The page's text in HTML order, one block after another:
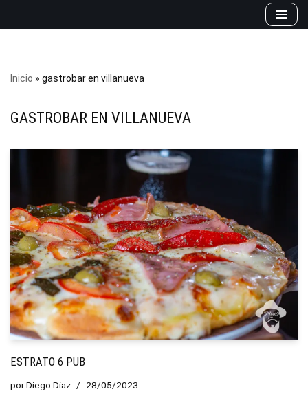
Inicio » gastrobar en villanueva
GASTROBAR EN VILLANUEVA
ESTRATO 6 PUB
porDiego Diaz 28/05/2023